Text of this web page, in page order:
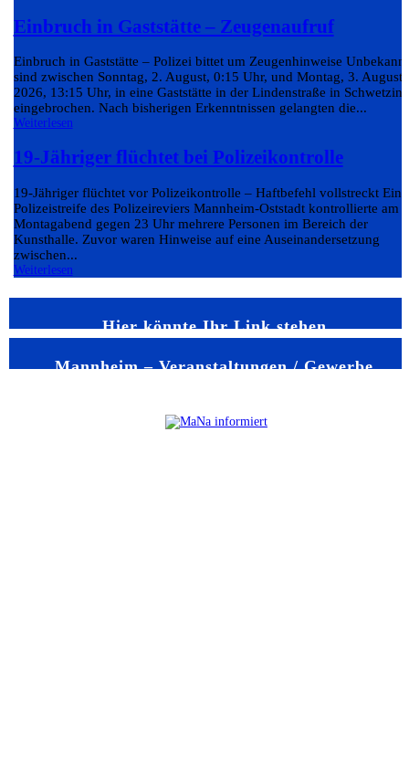
Einbruch in Gaststätte – Zeugenaufruf
Einbruch in Gaststätte – Polizei bittet um Zeugenhinweise
sind zwischen Sonntag, 2. August, 0:15 Uhr, und Montag, 3. August
2026, 13:15 Uhr, in eine Gaststätte in der Lindenstraße in
eingebrochen. Nach bisherigen Erkenntnissen gelangten die...
Weiterlesen
19-Jähriger flüchtet bei Polizeikontrolle
19-Jähriger flüchtet vor Polizeikontrolle – Haftbefehl vollstreckt Eine
Polizeistreife des Polizeireviers Mannheim-Oststadt kontrollierte am
Montagabend gegen 23 Uhr mehrere Personen im Bereich der
Kunsthalle. Zuvor waren Hinweise auf eine Auseinandersetzung
zwischen...
Weiterlesen
Hier könnte Ihr Link stehen
Mannheim – Veranstaltungen / Gewerbe